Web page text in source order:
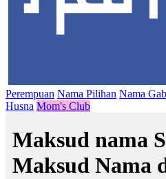
Perempuan Nama Pilihan Nama
Husna Mom's Club
Maksud nama
Maksud Nama